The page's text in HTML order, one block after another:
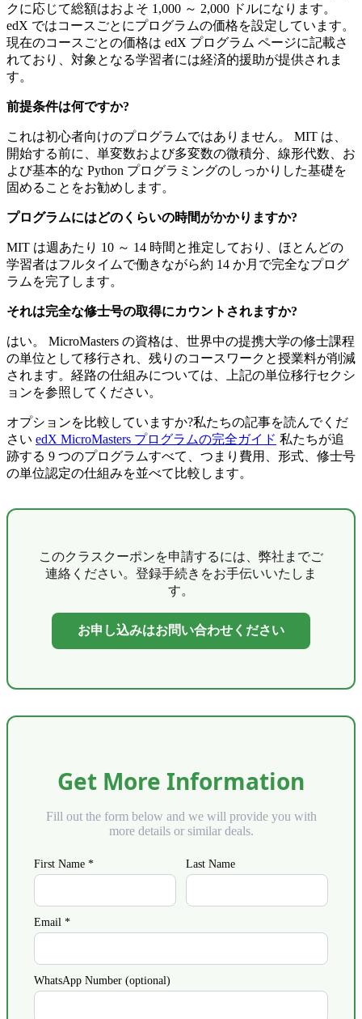
クに応じて総額はおよそ 1,000 ～ 2,000 ドルになります。
edX ではコースごとにプログラムの価格を設定しています。
現在のコースごとの価格は edX プログラム ページに記載さ
れており、対象となる学習者には経済的援助が提供されま
す。
前提条件は何ですか?
これは初心者向けのプログラムではありません。 MIT は、
開始する前に、単変数および多変数の微積分、線形代数、お
よび基本的な Python プログラミングのしっかりした基礎を
固めることをお勧めします。
プログラムにはどのくらいの時間がかかりますか?
MIT は週あたり 10 ～ 14 時間と推定しており、ほとんどの
学習者はフルタイムで働きながら約 14 か月で完全なプログ
ラムを完了します。
それは完全な修士号の取得にカウントされますか?
はい。 MicroMasters の資格は、世界中の提携大学の修士課程
の単位として移行され、残りのコースワークと授業料が削減
されます。経路の仕組みについては、上記の単位移行セクシ
ョンを参照してください。
オプションを比較していますか?私たちの記事を読んでくだ
さい edX MicroMasters プログラムの完全ガイド 私たちが追
跡する 9 つのプログラムすべて、つまり費用、形式、修士号
の単位認定の仕組みを並べて比較します。
このクラスクーポンを申請するには、弊社までご
連絡ください。登録手続きをお手伝いいたしま
す。
お申し込みはお問い合わせください
Get More Information
Fill out the form below and we will provide you with
more details or similar deals.
First Name * Last Name
Email *
WhatsApp Number (optional)